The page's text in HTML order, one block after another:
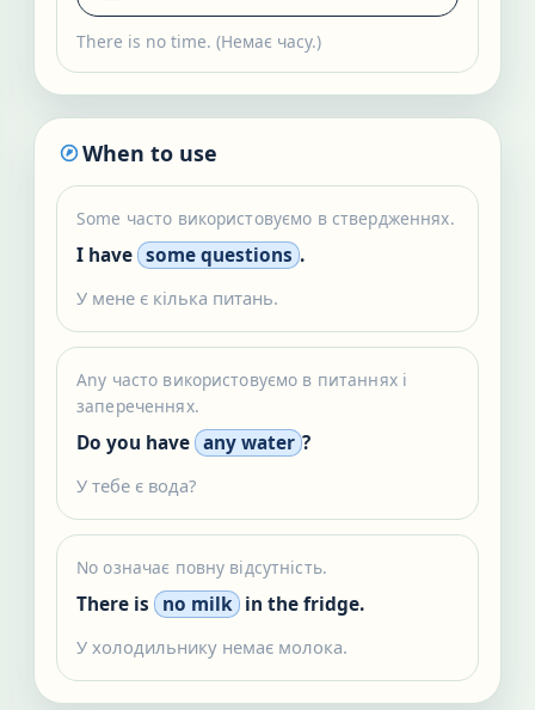
There is no time. (Немає часу.)
When to use
Some часто використовуємо в ствердженнях.
I have some questions .
У мене є кілька питань.
Any часто використовуємо в питаннях і
запереченнях.
Do you have any water ?
У тебе є вода?
No означає повну відсутність.
There is no milk in the fridge.
У холодильнику немає молока.